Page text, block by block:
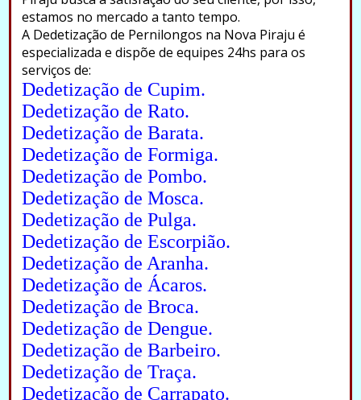
estamos no mercado a tanto tempo.
A Dedetização de Pernilongos na Nova Piraju é
especializada e dispõe de equipes 24hs para os
serviços de:
Dedetização de Cupim.
Dedetização de Rato.
Dedetização de Barata.
Dedetização de Formiga.
Dedetização de Pombo.
Dedetização de Mosca.
Dedetização de Pulga.
Dedetização de Escorpião.
Dedetização de Aranha.
Dedetização de Ácaros.
Dedetização de Broca.
Dedetização de Dengue.
Dedetização de Barbeiro.
Dedetização de Traça.
Dedetização de Carrapato.